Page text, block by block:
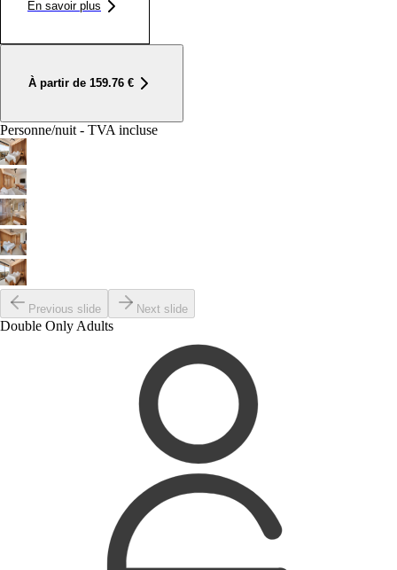
En savoir plus
À partir de 159.76 €
Personne/nuit - TVA incluse
Previous slide Next slide
Double Only Adults